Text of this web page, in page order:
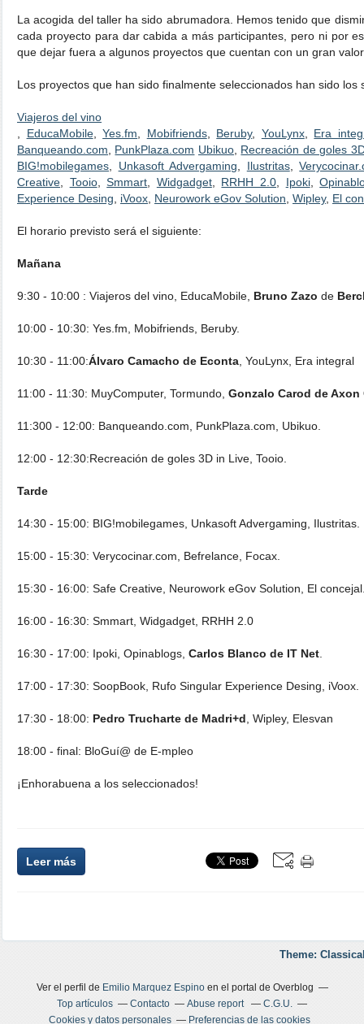
La acogida del taller ha sido abrumadora. Hemos tenido que
cada proyecto para dar cabida a más participantes, pero ni por
que dejar fuera a algunos proyectos que cuentan con un gran
Los proyectos que han sido finalmente seleccionados han sido los
Viajeros del vino
EducaMobile,Yes.fm Mobifriends, Beruby, YouLynx, Era
Banqueando.com
PunkPlaza.com Ubikuo, Recreación de goles
BIG!mobilegames
Unkasoft Advergaming Ilustritas,
Creative
Tooio,Smmart Widgadget, RRHH 2.0 Ipoki,
Experience Desing
iVoox Neurowork eGov Solution Wipley, El
El horario previsto será el siguiente:
Mañana
9:30 - 10:00 : Viajeros del vino, EducaMobile, Bruno Zazo de
10:00 - 10:30: Yes.fm, Mobifriends, Beruby.
10:30 - 11:00:Álvaro Camacho de Econta , YouLynx, Era integral
11:00 - 11:30: MuyComputer, Tormundo, Gonzalo Carod de Axon
11:300 - 12:00: Banqueando.com, PunkPlaza.com, Ubikuo.
12:00 - 12:30:Recreación de goles 3D in Live, Tooio.
Tarde
14:30 - 15:00: BIG!mobilegames, Unkasoft Advergaming, Ilustritas.
15:00 - 15:30: Verycocinar.com, Befrelance, Focax.
15:30 - 16:00: Safe Creative, Neurowork eGov Solution, El
16:00 - 16:30: Smmart, Widgadget, RRHH 2.0
16:30 - 17:00: Ipoki, Opinablogs, Carlos Blanco de IT Net
17:00 - 17:30: SoopBook, Rufo Singular Experience Desing, iVoox.
17:30 - 18:00: Pedro Trucharte de Madri+d , Wipley, Elesvan
18:00 - final: BloGuí@ de E-mpleo
¡Enhorabuena a los seleccionados!
Leer más
Theme:
Ver el perfil de Emilio Marquez Espinoen el portal de Overblog
Top artículos
Contacto Abuse report
C.G.U.
Cookies y datos personales
Preferencias de las cookies